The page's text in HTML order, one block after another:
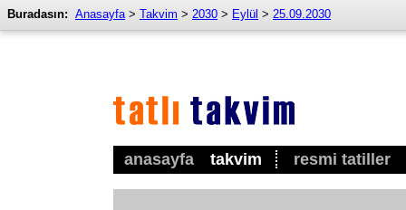
anasayfa takvim resmi tatiller
Buradasın: Anasayfa> Takvim > 2030 > Eylül > 25.09.2030